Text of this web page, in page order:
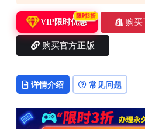
VIP限时优惠
限时3折
购买
购买官方正版
详情介绍 常见问题